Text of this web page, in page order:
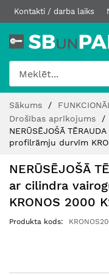
Kontakti / darba laiks
Content
Sākums
Drošības aprīkojums
NERŪSĒJOŠĀ
profilrāmju durvīm
NERŪSĒJOŠĀ
ar cilindra
KRONOS 2000
Produkta kods